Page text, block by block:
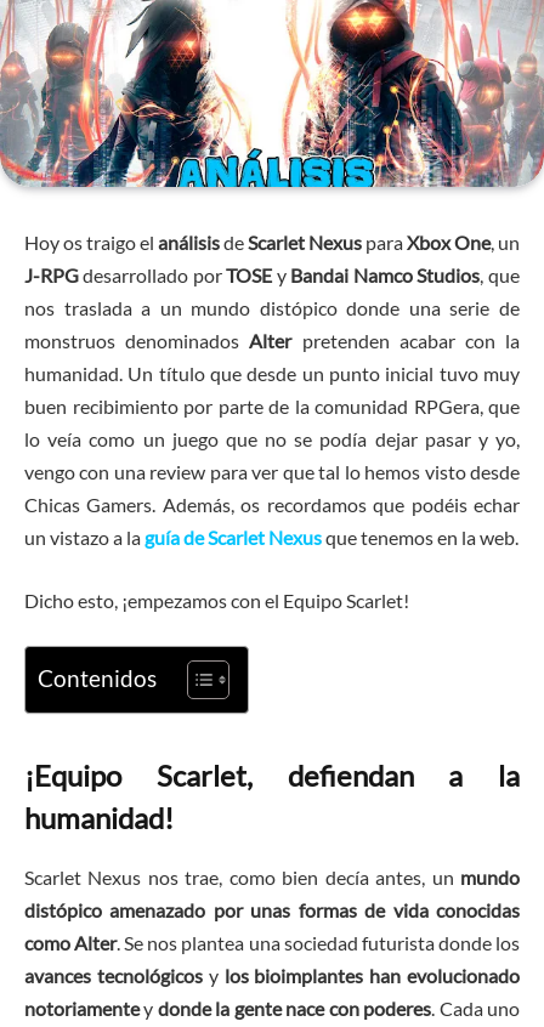
Hoy os traigo el análisisdeScarlet Nexus paraXbox One, un
J-RPGdesarrollado porTOSE y Bandai Namco Studios, que
nos traslada a un mundo distópico donde una serie de
monstruos denominadosAlter pretenden acabar con la
humanidad. Un título que desde un punto inicial tuvo muy
buen recibimiento por parte de la comunidad RPGera, que
lo veía como un juego que no se podía dejar pasar y yo,
vengo con una review para ver que tal lo hemos visto desde
Chicas Gamers. Además, os recordamos que podéis echar
un vistazo a laguía de Scarlet Nexusque tenemos en la web.
Dicho esto, ¡empezamos con el Equipo Scarlet!
Contenidos
¡Equipo Scarlet, defiendan a la
humanidad!
Scarlet Nexus nos trae, como bien decía antes, un mundo
distópico amenazado por unas formas de vida conocidas
como Alter. Se nos plantea una sociedad futurista donde los
avances tecnológicosy los bioimplantes han evolucionado
notoriamentey donde la gente nace con poderes . Cada uno